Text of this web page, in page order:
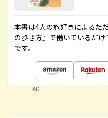
本書は4人の旅好きによるた
の歩き方』で働いているだ
です。
AD